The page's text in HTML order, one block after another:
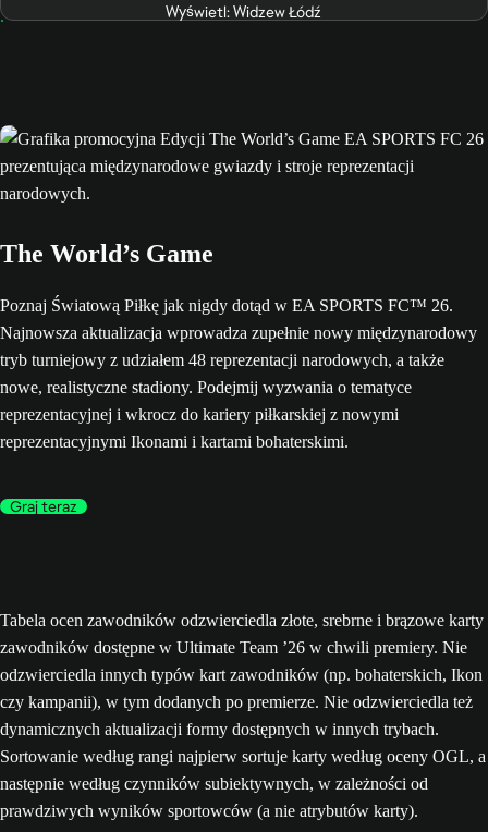
Wyświetl: Widzew Łódź
The World’s Game
Poznaj Światową Piłkę jak nigdy dotąd w EA SPORTS FC™ 26.
Najnowsza aktualizacja wprowadza zupełnie nowy międzynarodowy
tryb turniejowy z udziałem 48 reprezentacji narodowych, a także
nowe, realistyczne stadiony. Podejmij wyzwania o tematyce
reprezentacyjnej i wkrocz do kariery piłkarskiej z nowymi
reprezentacyjnymi Ikonami i kartami bohaterskimi.
Graj teraz
Tabela ocen zawodników odzwierciedla złote, srebrne i brązowe karty
zawodników dostępne w Ultimate Team ’26 w chwili premiery. Nie
odzwierciedla innych typów kart zawodników (np. bohaterskich, Ikon
czy kampanii), w tym dodanych po premierze. Nie odzwierciedla też
dynamicznych aktualizacji formy dostępnych w innych trybach.
Sortowanie według rangi najpierw sortuje karty według oceny OGL, a
następnie według czynników subiektywnych, w zależności od
prawdziwych wyników sportowców (a nie atrybutów karty).